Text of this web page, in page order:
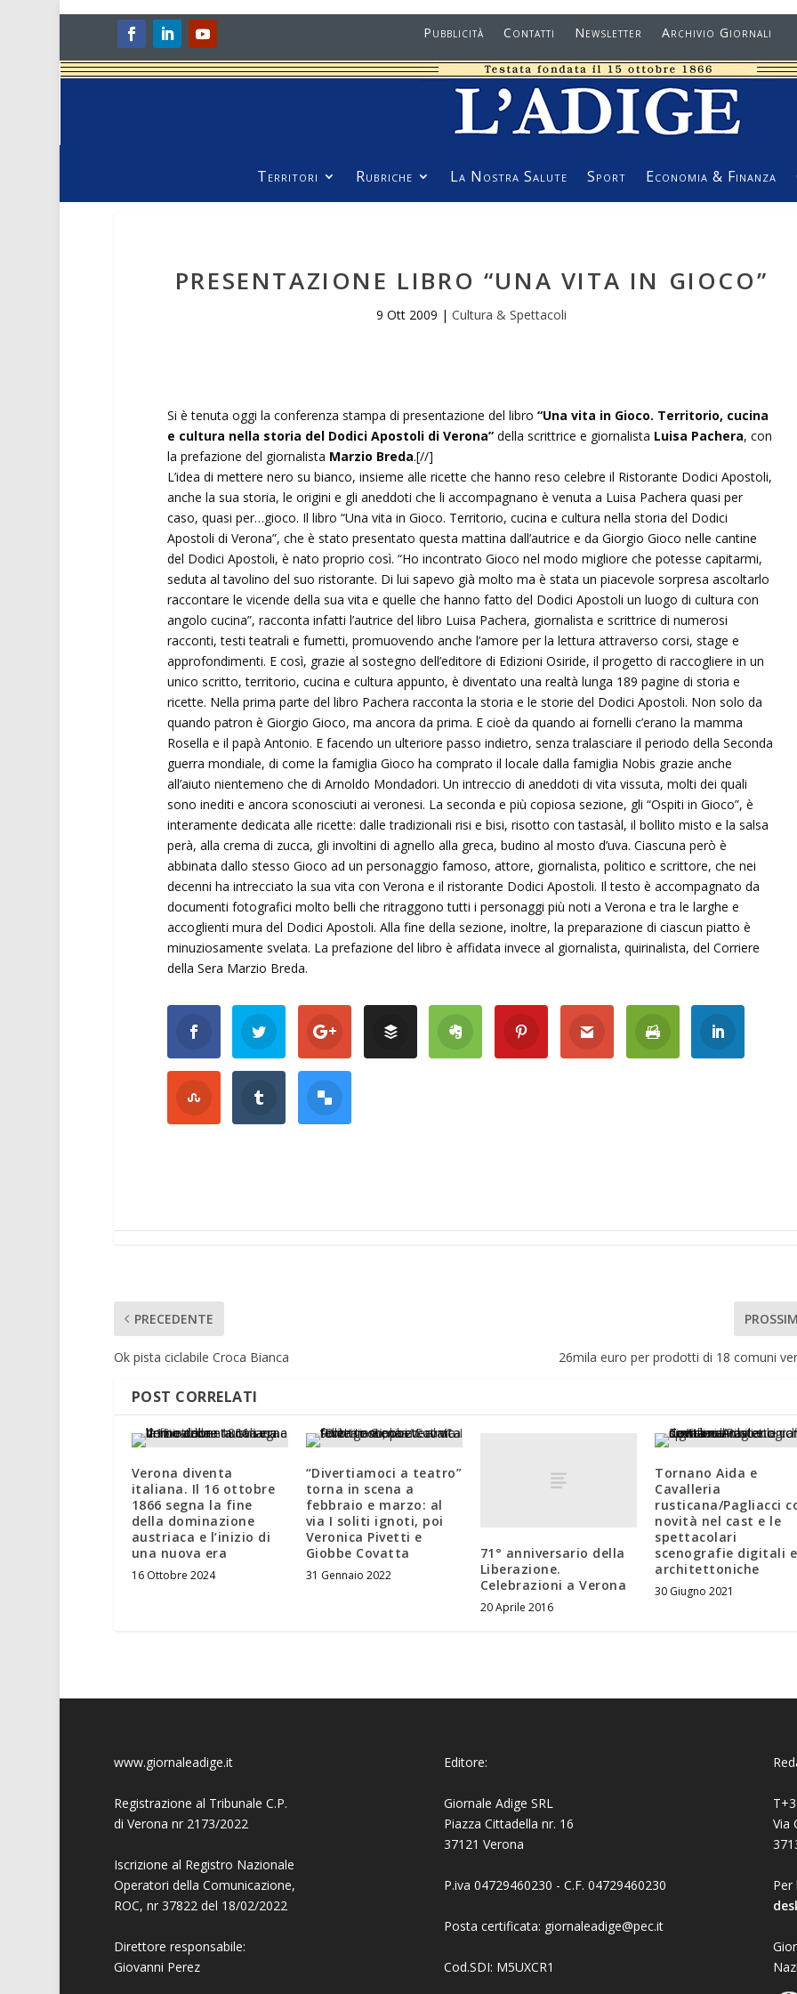
Pubblicità Contatti Newsletter Archivio Giornali
Territori Rubriche La Nostra Salute Sport Economia & Finanza
PRESENTAZIONE LIBRO “UNA VITA IN GIOCO”
9 Ott 2009 | Cultura & Spettacoli
Si è tenuta oggi la conferenza stampa di presentazione del libro “Una vita in Gioco. Territorio, cucina
e cultura nella storia del Dodici Apostoli di Verona”della scrittrice e giornalista Luisa Pachera, con
la prefazione del giornalista Marzio Breda.[//]
L’idea di mettere nero su bianco, insieme alle ricette che hanno reso celebre il Ristorante Dodici Apostoli,
anche la sua storia, le origini e gli aneddoti che li accompagnano è venuta a Luisa Pachera quasi per
caso, quasi per…gioco. Il libro “Una vita in Gioco. Territorio, cucina e cultura nella storia del Dodici
Apostoli di Verona”, che è stato presentato questa mattina dall’autrice e da Giorgio Gioco nelle cantine
del Dodici Apostoli, è nato proprio così. “Ho incontrato Gioco nel modo migliore che potesse capitarmi,
seduta al tavolino del suo ristorante. Di lui sapevo già molto ma è stata un piacevole sorpresa ascoltarlo
raccontare le vicende della sua vita e quelle che hanno fatto del Dodici Apostoli un luogo di cultura con
angolo cucina”, racconta infatti l’autrice del libro Luisa Pachera, giornalista e scrittrice di numerosi
racconti, testi teatrali e fumetti, promuovendo anche l’amore per la lettura attraverso corsi, stage e
approfondimenti. E così, grazie al sostegno dell’editore di Edizioni Osiride, il progetto di raccogliere in un
unico scritto, territorio, cucina e cultura appunto, è diventato una realtà lunga 189 pagine di storia e
ricette. Nella prima parte del libro Pachera racconta la storia e le storie del Dodici Apostoli. Non solo da
quando patron è Giorgio Gioco, ma ancora da prima. E cioè da quando ai fornelli c’erano la mamma
Rosella e il papà Antonio. E facendo un ulteriore passo indietro, senza tralasciare il periodo della Seconda
guerra mondiale, di come la famiglia Gioco ha comprato il locale dalla famiglia Nobis grazie anche
all’aiuto nientemeno che di Arnoldo Mondadori. Un intreccio di aneddoti di vita vissuta, molti dei quali
sono inediti e ancora sconosciuti ai veronesi. La seconda e più copiosa sezione, gli “Ospiti in Gioco”, è
interamente dedicata alle ricette: dalle tradizionali risi e bisi, risotto con tastasàl, il bollito misto e la salsa
perà, alla crema di zucca, gli involtini di agnello alla greca, budino al mosto d’uva. Ciascuna però è
abbinata dallo stesso Gioco ad un personaggio famoso, attore, giornalista, politico e scrittore, che nei
decenni ha intrecciato la sua vita con Verona e il ristorante Dodici Apostoli. Il testo è accompagnato da
documenti fotografici molto belli che ritraggono tutti i personaggi più noti a Verona e tra le larghe e
accoglienti mura del Dodici Apostoli. Alla fine della sezione, inoltre, la preparazione di ciascun piatto è
minuziosamente svelata. La prefazione del libro è affidata invece al giornalista, quirinalista, del Corriere
della Sera Marzio Breda.
PRECEDENTE
Ok pista ciclabile Croca Bianca 26mila euro per prodotti di 18 comuni
POST CORRELATI
Verona diventa
italiana. Il 16 ottobre
1866 segna la fine
della dominazione
austriaca e l’inizio di
una nuova era
16 Ottobre 2024
“Divertiamoci a teatro”
torna in scena a
febbraio e marzo: al
via I soliti ignoti, poi
Veronica Pivetti e
Giobbe Covatta
31 Gennaio 2022
71° anniversario della
Liberazione.
Celebrazioni a Verona
20 Aprile 2016
Tornano Aida e
Cavalleria
rusticana/Pagliacci
novità nel cast e le
spettacolari
scenografie digitali e
architettoniche
30 Giugno 2021
www.giornaleadige.it
Registrazione al Tribunale C.P.
di Verona nr 2173/2022
Iscrizione al Registro Nazionale
Operatori della Comunicazione,
ROC, nr 37822 del 18/02/2022
Direttore responsabile:
Giovanni Perez
Editore:
Giornale Adige SRL
Piazza Cittadella nr. 16
37121 Verona
P.iva 04729460230 - C.F. 04729460230
Posta certificata: giornaleadige@pec.it
Cod.SDI: M5UXCR1
Via
Per